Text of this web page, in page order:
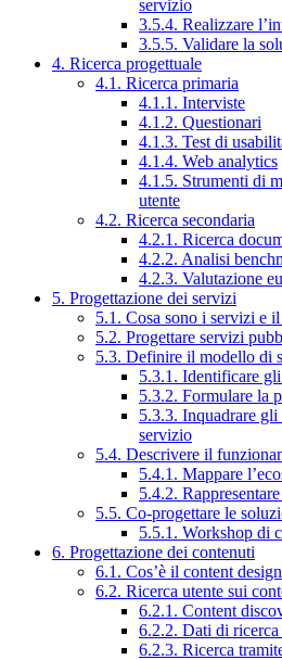
servizio
3.5.4. Realizzare
3.5.5. Validare la
4. Ricerca progettuale
4.1. Ricerca primaria
4.1.1. Interviste
4.1.2. Questionari
4.1.3. Test di
4.1.4. Web analytics
4.1.5. Strumenti di
utente
4.2. Ricerca secondaria
4.2.1. Ricerca
4.2.2. Analisi
4.2.3. Valutazione
5. Progettazione dei servizi
5.1. Cosa sono i servizi e
5.2. Progettare servizi
5.3. Definire il modello di
5.3.1. Identificare
5.3.2. Formulare la
5.3.3. Inquadrare
servizio
5.4. Descrivere il
5.4.1. Mappare
5.4.2.
5.5. Co-progettare le
5.5.1. Workshop di
6. Progettazione dei contenuti
6.1. Cos’è il content design
6.2. Ricerca utente sui
6.2.1. Content
6.2.2. Dati di
6.2.3. Ricerca